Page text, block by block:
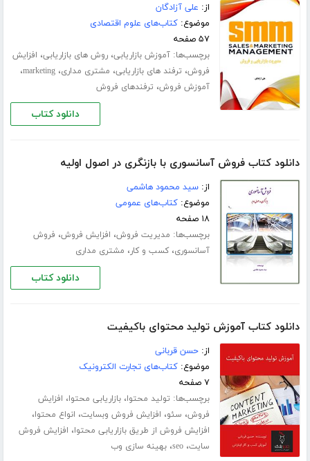
از: علی آزادگان
موضوع:کتاب‌های علوم اقتصادی
۵۷ صفحه
برچسب‌ها:آموزش بازاریابی،روش های بازاریابی، افزایش
فروش، ترفند های بازاریابی، مشتری مداری،marketing،
آموزش فروش، ترفندهای فروش
دانلود کتاب
دانلود کتاب فروش آسانسوری با بازنگری در اصول اولیه
از:سید محمود هاشمی
موضوع:کتاب‌های عمومی
۱۸ صفحه
برچسب‌ها: مدیریت فروش، افزایش فروش، فروش
آسانسوری،کسب و کار، مشتری مداری
دانلود کتاب
دانلود کتاب آموزش تولید محتوای باکیفیت
از:حسن قربانی
موضوع:کتاب‌های تجارت الکترونیک
۷ صفحه
برچسب‌ها: تولید محتوا،بازاریابی محتوا، افزایش
فروش، سئو، افزایش فروش وبسایت، انواع محتوا،
افزایش فروش از طریق بازاریابی محتوا، افزایش فروش
سایت،seo،بهینه سازی وب